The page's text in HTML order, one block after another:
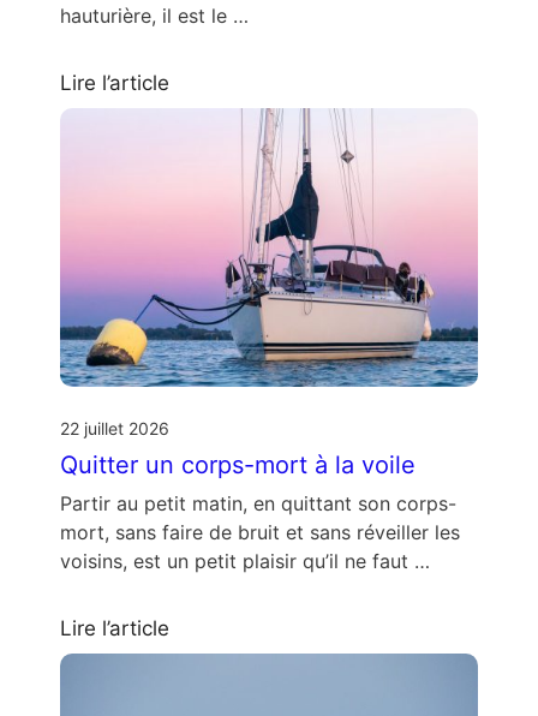
hauturière, il est le …
Lire l’article
22 juillet 2026
Quitter un corps-mort à la voile
Partir au petit matin, en quittant son corps-
mort, sans faire de bruit et sans réveiller les
voisins, est un petit plaisir qu’il ne faut …
Lire l’article